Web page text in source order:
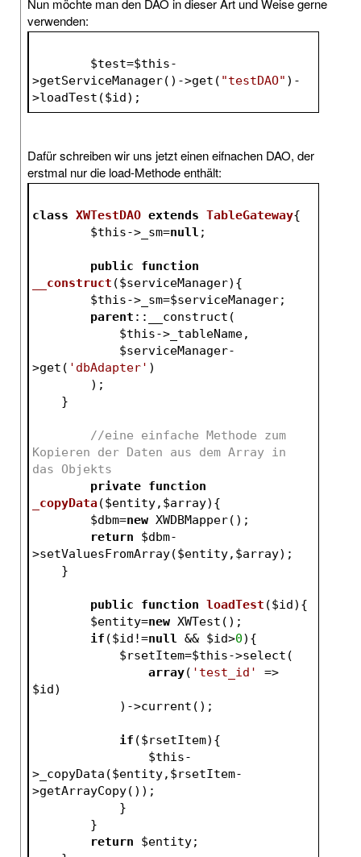
Nun möchte man den DAO in dieser Art und Weise gerne
verwenden:
$test=$this-
>getServiceManager()->get( "testDAO" )-
>loadTest($id);
Dafür schreiben wir uns jetzt einen eifnachen DAO, der
erstmal nur die load-Methode enthält:
class XWTestDAO extends TableGateway{
$this->_sm=null ;
public
function
__construct ($serviceManager) {
$this->_sm=$serviceManager;
parent ::__construct(
$this->_tableName,
$serviceManager-
>get( 'dbAdapter' )
        );
    }
//eine einfache Methode zum
Kopieren der Daten aus dem Array in
das Objekts
private function
_copyData($entity, $array) {
$dbm=new XWDBMapper();
return
$dbm-
>setValuesFromArray($entity, $array);
    }
public function loadTest ($id) {
$entity=new XWTest();
if ($id !=null && $id>0){
$rsetItem=$this->select(
array( 'test_id'
$id)
            )->current();
if ($rsetItem){
$this-
>_copyData($entity, $rsetItem-
>getArrayCopy());
            }
        }
return
$entity;